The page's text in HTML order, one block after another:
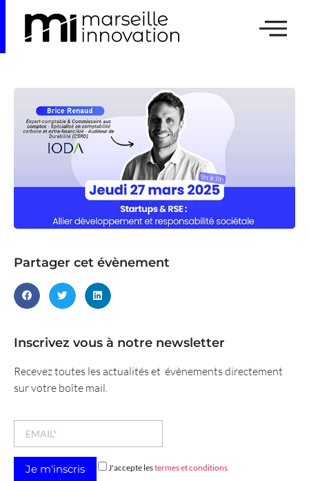
Partager cet évènement
Inscrivez vous à notre newsletter
Recevez toutes les actualités et évènements directement
sur votre boîte mail.
J'accepte lestermes et conditions